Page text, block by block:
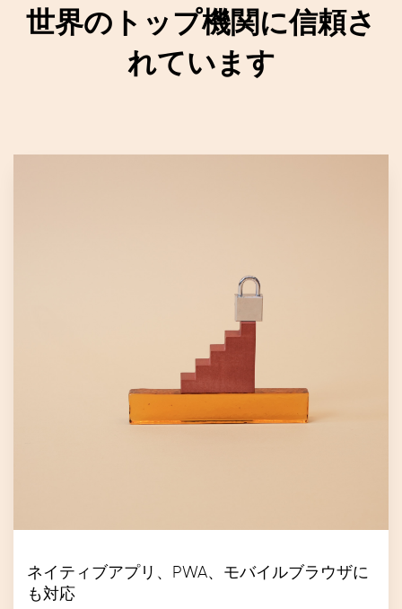
世界のトップ機関に信頼さ
れています
ネイティブアプリ、PWA、モバイルブラウザに
も対応